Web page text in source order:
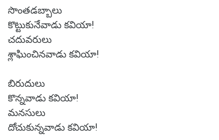
సొంతడబ్బాలు
కొట్టుకునేవాడు కవియా!
చదువరులు
శ్లాఘించినవాడు కవియా!
బిరుదులు
కొన్నవాడు కవియా!
మనసులు
దోచుకున్నవాడు కవియా!